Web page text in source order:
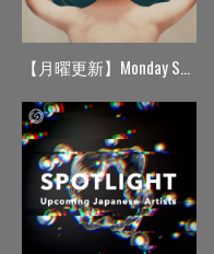
【月曜更新】Monday Spin